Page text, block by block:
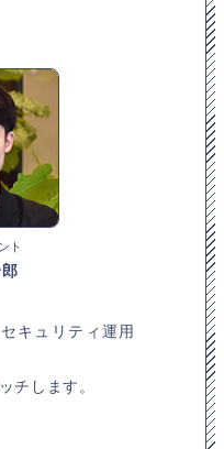
ト
キュリティ運用
チします。